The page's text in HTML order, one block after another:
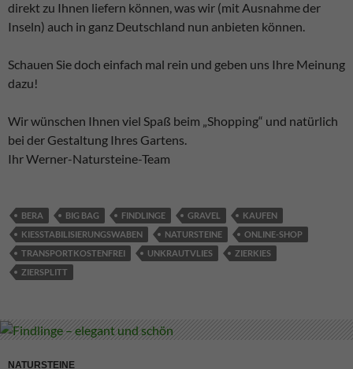
direkt zu Ihnen liefern können, was wir (mit Ausnahme der
Inseln) auch in ganz Deutschland nun anbieten können.
Schauen Sie doch einfach mal rein und geben uns Ihre Meinung
dazu!
Wir wünschen Ihnen viel Spaß beim „Shopping“ und natürlich
bei der Gestaltung Ihres Gartens.
Ihr Werner-Natursteine-Team
BERA BIG BAG FINDLINGE GRAVEL
KAUFEN
KIESSTABILISIERUNGSWABEN
NATURSTEINE
ONLINE-SHOP
TRANSPORTKOSTENFREI
UNKRAUTVLIES
ZIERKIES
ZIERSPLITT
NATURSTEINE